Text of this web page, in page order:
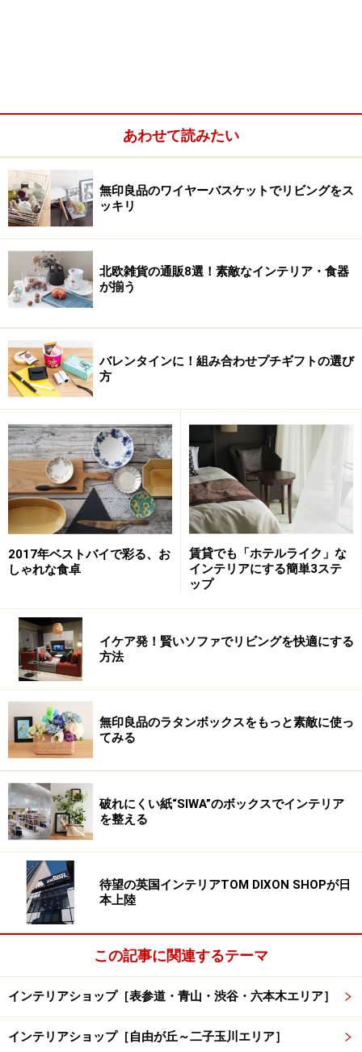
あわせて読みたい
無印良品のワイヤーバスケットでリビングをス
ッキリ
北欧雑貨の通販8選！素敵なインテリア・食器
が揃う
バレンタインに！組み合わせプチギフトの選び
方
2017年ベストバイで彩る、お
しゃれな食卓
賃貸でも「ホテルライク」な
インテリアにする簡単3ステ
ップ
イケア発！賢いソファでリビングを快適にする
方法
無印良品のラタンボックスをもっと素敵に使っ
てみる
破れにくい紙“SIWA”のボックスでインテリア
を整える
待望の英国インテリアTOM DIXON SHOPが日
本上陸
この記事に関連するテーマ
インテリアショップ［表参道・青山・渋谷・六本木エリア］
インテリアショップ［自由が丘～二子玉川エリア］